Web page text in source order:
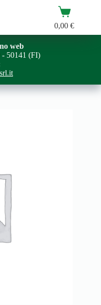
Carrello
0,00€
web
50141 (FI)